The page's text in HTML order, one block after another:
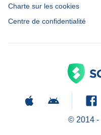
Charte sur les cookies
Centre de confidentialité
© 2014 -